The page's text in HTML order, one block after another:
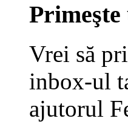
Vrei să
inbox-ul
ajutorul